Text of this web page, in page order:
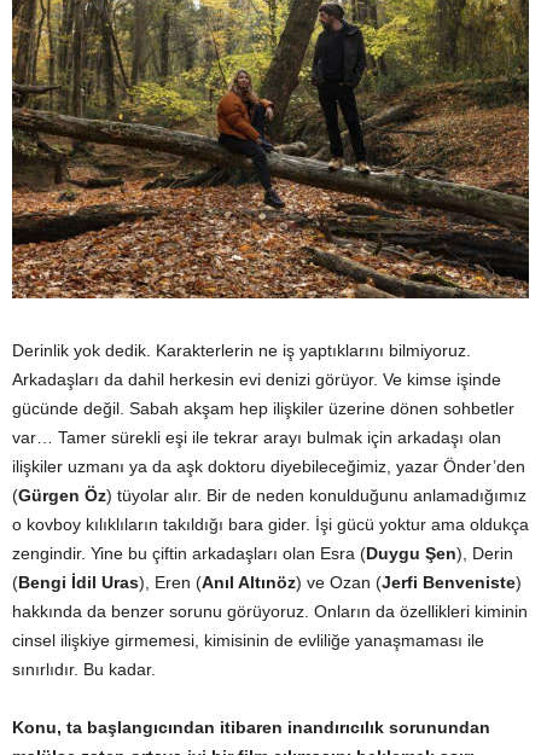
Derinlik yok dedik. Karakterlerin ne iş yaptıklarını bilmiyoruz.
Arkadaşları da dahil herkesin evi denizi görüyor. Ve kimse işinde
gücünde değil. Sabah akşam hep ilişkiler üzerine dönen sohbetler
var… Tamer sürekli eşi ile tekrar arayı bulmak için arkadaşı olan
ilişkiler uzmanı ya da aşk doktoru diyebileceğimiz, yazar Önder’den
(Gürgen Öz) tüyolar alır. Bir de neden konulduğunu anlamadığımız
o kovboy kılıklıların takıldığı bara gider. İşi gücü yoktur ama oldukça
zengindir. Yine bu çiftin arkadaşları olan Esra (Duygu Şen), Derin
(Bengi İdil Uras), Eren (Anıl Altınöz) ve Ozan (Jerfi Benveniste)
hakkında da benzer sorunu görüyoruz. Onların da özellikleri kiminin
cinsel ilişkiye girmemesi, kimisinin de evliliğe yanaşmaması ile
sınırlıdır. Bu kadar.
Konu, ta başlangıcından itibaren inandırıcılık sorunundan